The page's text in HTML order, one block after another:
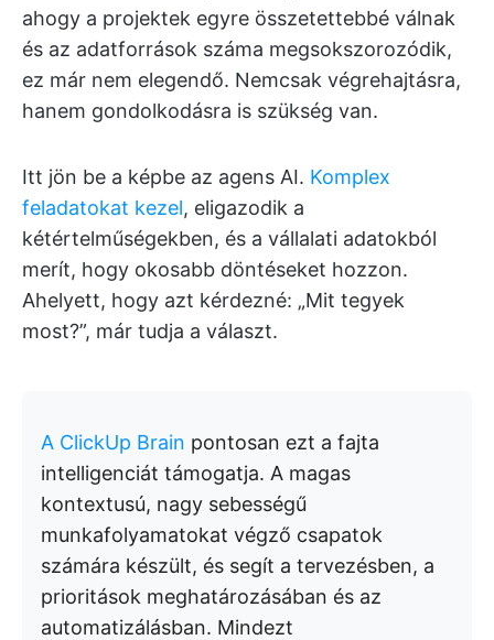
ahogy a projektek egyre összetettebbé válnak
és az adatforrások száma megsokszorozódik,
ez már nem elegendő. Nemcsak végrehajtásra,
hanem gondolkodásra is szükség van.
Itt jön be a képbe az agens AI. Komplex
feladatokat kezel, eligazodik a
kétértelműségekben, és a vállalati adatokból
merít, hogy okosabb döntéseket hozzon.
Ahelyett, hogy azt kérdezné: „Mit tegyek
most?”, már tudja a választ.
A ClickUp Brain pontosan ezt a fajta
intelligenciát támogatja. A magas
kontextusú, nagy sebességű
munkafolyamatokat végző csapatok
számára készült, és segít a tervezésben, a
prioritások meghatározásában és az
automatizálásban. Mindezt